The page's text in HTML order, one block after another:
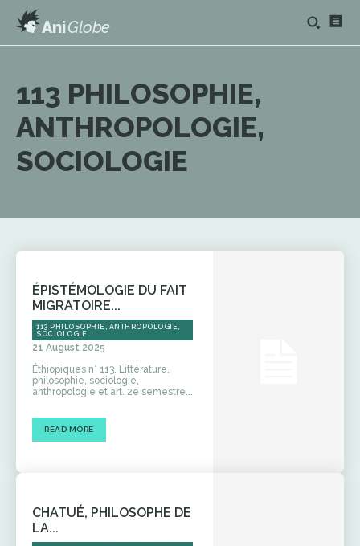
AniGlobe
113 PHILOSOPHIE,
ANTHROPOLOGIE,
SOCIOLOGIE
ÉPISTÉMOLOGIE DU FAIT
MIGRATOIRE...
113 PHILOSOPHIE, ANTHROPOLOGIE,
SOCIOLOGIE
21 August 2025
Éthiopiques n° 113. Littérature,
philosophie, sociologie,
anthropologie et art. 2e semestre...
READ MORE
CHATUÉ, PHILOSOPHE DE
LA...